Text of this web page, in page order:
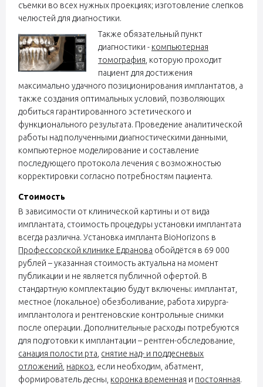
съемки во всех нужных проекциях; изготовление слепков
челюстей для диагностики.
Также обязательный пункт
диагностики - компьютерная
томография , которую проходит
пациент для достижения
максимально удачного позиционирования имплантатов, а
также создания оптимальных условий, позволяющих
добиться гарантированного эстетического и
функционального результата. Проведение аналитической
работы над полученными диагностическими данными,
компьютерное моделирование и составление
последующего протокола лечения с возможностью
корректировки согласно потребностям пациента.
Стоимость
В зависимости от клинической картины и от вида
имплантата, стоимость процедуры установки имплантата
всегда различна. Установка импланта BioHorizons в
Профессорской клинике Едранова обойдётся в 69 000
рублей – указанная стоимость актуальна на момент
публикации и не является публичной офертой. В
стандартную комплектацию будут включены: имплантат,
местное (локальное) обезболивание, работа хирурга-
имплантолога и рентгеновские контрольные снимки
после операции. Дополнительные расходы потребуются
для подготовки к имплантации – рентген-обследование,
санация полости рта снятие над- и поддесневых
отложений наркоз , если необходим, абатмент,
формирователь десны, коронка временная и постоянная.